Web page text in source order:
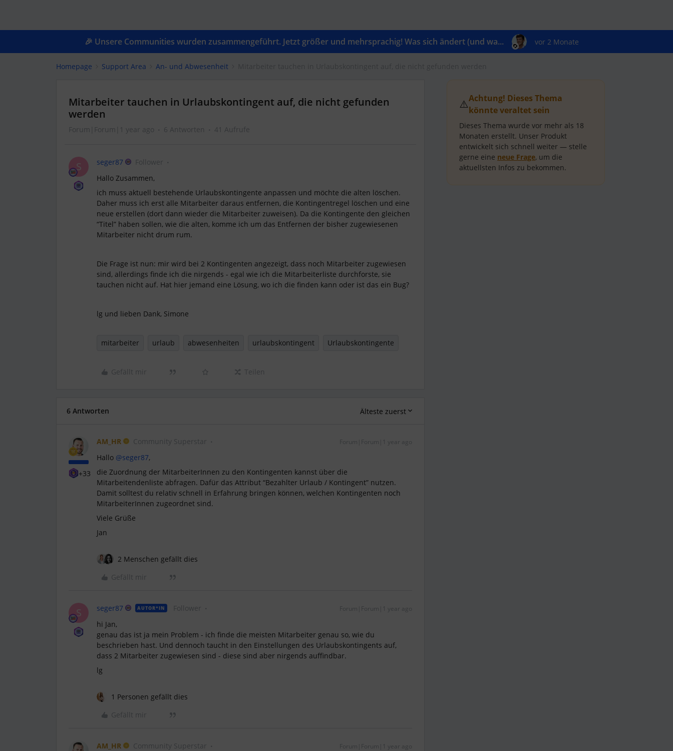
🎉 Unsere Communities wurden zusammengeführt. Jetzt größer und mehrsprachig! Was sich ändert (und wa... vor 2 Monate
Homepage Support Area An- und Abwesenheit
Mitarbeiter tauchen in Urlaubskontingent auf, die nicht gefunden
werden
Forum|Forum|1 year ago 6 Antworten 41 Aufrufe
S seger87
Follower
Hallo Zusammen,
ich muss aktuell bestehende Urlaubskontingente anpassen und möchte die alten löschen.
Daher muss ich erst alle Mitarbeiter daraus entfernen, die Kontingentregel löschen und eine
neue erstellen (dort dann wieder die Mitarbeiter zuweisen). Da die Kontingente den gleichen
“Titel” haben sollen, wie die alten, komme ich um das Entfernen der bisher zugewiesenen
Mitarbeiter nicht drum rum.
Die Frage ist nun: mir wird bei 2 Kontingenten angezeigt, dass noch Mitarbeiter zugewiesen
sind, allerdings finde ich die nirgends - egal wie ich die Mitarbeiterliste durchforste, sie
tauchen nicht auf. Hat hier jemand eine Lösung, wo ich die finden kann oder ist das ein Bug?
lg und lieben Dank, Simone
mitarbeiter urlaub abwesenheiten urlaubskontingent Urlaubskontingente
Gefällt mir Teilen
6 Antworten Älteste zuerst
+33
AM_HR Community Superstar Forum|Forum|1 year ago
Hallo ​ @seger87,
die Zuordnung der MitarbeiterInnen zu den Kontingenten kannst über die
Mitarbeitendenliste abfragen. Dafür das Attribut “Bezahlter Urlaub / Kontingent” nutzen.
Damit solltest du relativ schnell in Erfahrung bringen können, welchen Kontingenten noch
MitarbeiterInnen zugeordnet sind.
Viele Grüße
Jan
2 Menschen gefällt dies
Gefällt mir
S seger87 AUTOR*IN Follower Forum|Forum|1 year ago
hi Jan,
genau das ist ja mein Problem - ich finde die meisten Mitarbeiter genau so, wie du
beschrieben hast. Und dennoch taucht in den Einstellungen des Urlaubskontingents auf,
dass 2 Mitarbeiter zugewiesen sind - diese sind aber nirgends auffindbar.
lg
1 Personen gefällt dies
Gefällt mir
AM_HR Community Superstar Forum|Forum|1 year ago
⚠️Achtung! Dieses Thema
könnte veraltet sein
Dieses Thema wurde vor mehr als 18
Monaten erstellt. Unser Produkt
entwickelt sich schnell weiter — stelle
gerne eine neue Frage, um die
aktuellsten Infos zu bekommen.